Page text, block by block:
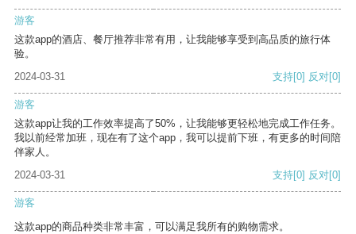
游客
这款app的酒店、餐厅推荐非常有用，让我能够享受到高品质的旅行体
验。
2024-03-31
支持[0] 反对[0]
游客
这款app让我的工作效率提高了50%，让我能够更轻松地完成工作任务。
我以前经常加班，现在有了这个app，我可以提前下班，有更多的时间陪
伴家人。
2024-03-31
支持[0] 反对[0]
游客
这款app的商品种类非常丰富，可以满足我所有的购物需求。